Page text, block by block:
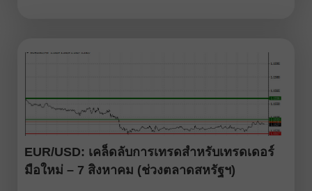
รายได้เฉลี่ยต่อชั่วโมง การเติบโตของค่าจ้างก็มีความสำคัญเช่น
EUR/USD: เคล็ดลับการเทรดสำหรับเทรดเดอร์
มือใหม่ – 7 สิงหาคม (ช่วงตลาดสหรัฐฯ)